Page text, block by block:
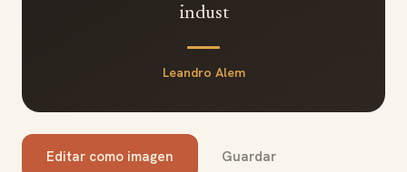
indust
Leandro Alem
Editar como imagen Guardar